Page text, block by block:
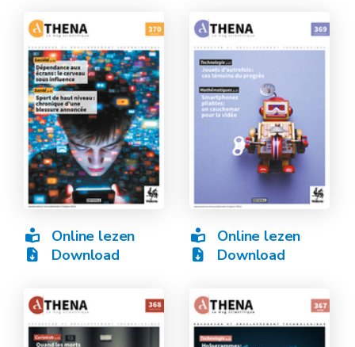
Online lezen
Download
Online lezen
Download